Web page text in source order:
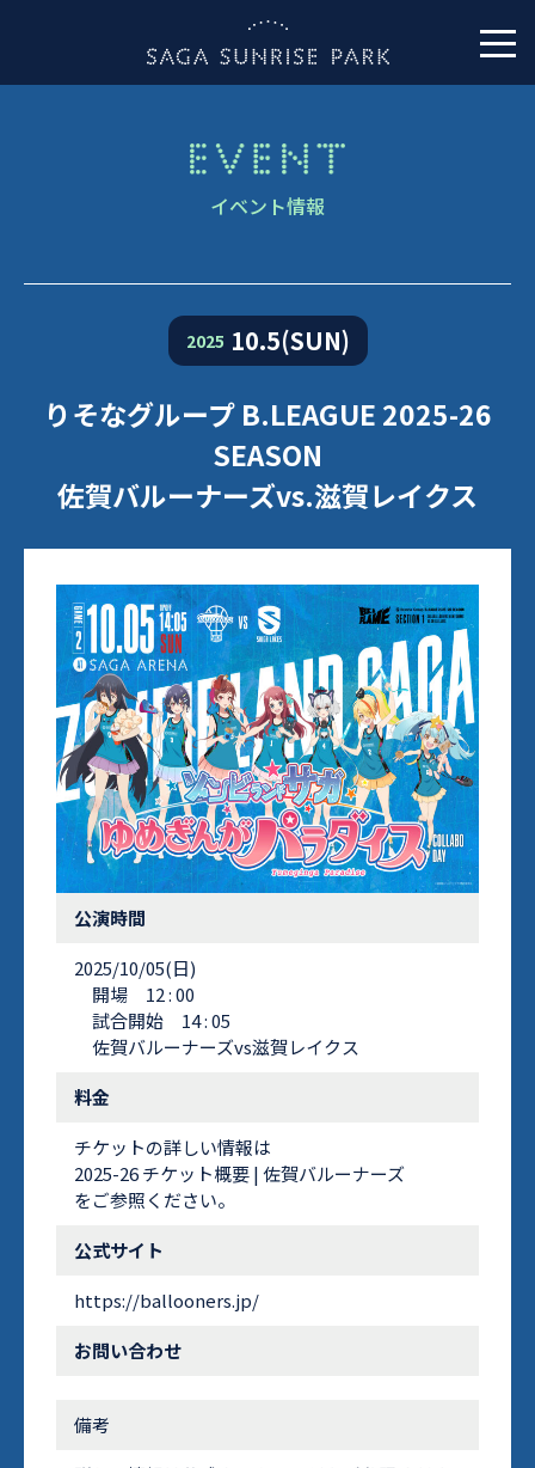
イベント情報
2025 10.5(SUN)
りそなグループ B.LEAGUE 2025-26
SEASON
佐賀バルーナーズvs.滋賀レイクス
公演時間
2025/10/05(日)
開場 12 : 00
試合開始 14 : 05
佐賀バルーナーズvs滋賀レイクス
料金
チケットの詳しい情報は
2025-26 チケット概要 | 佐賀バルーナーズ
をご参照ください。
公式サイト
https://ballooners.jp/
お問い合わせ
備考